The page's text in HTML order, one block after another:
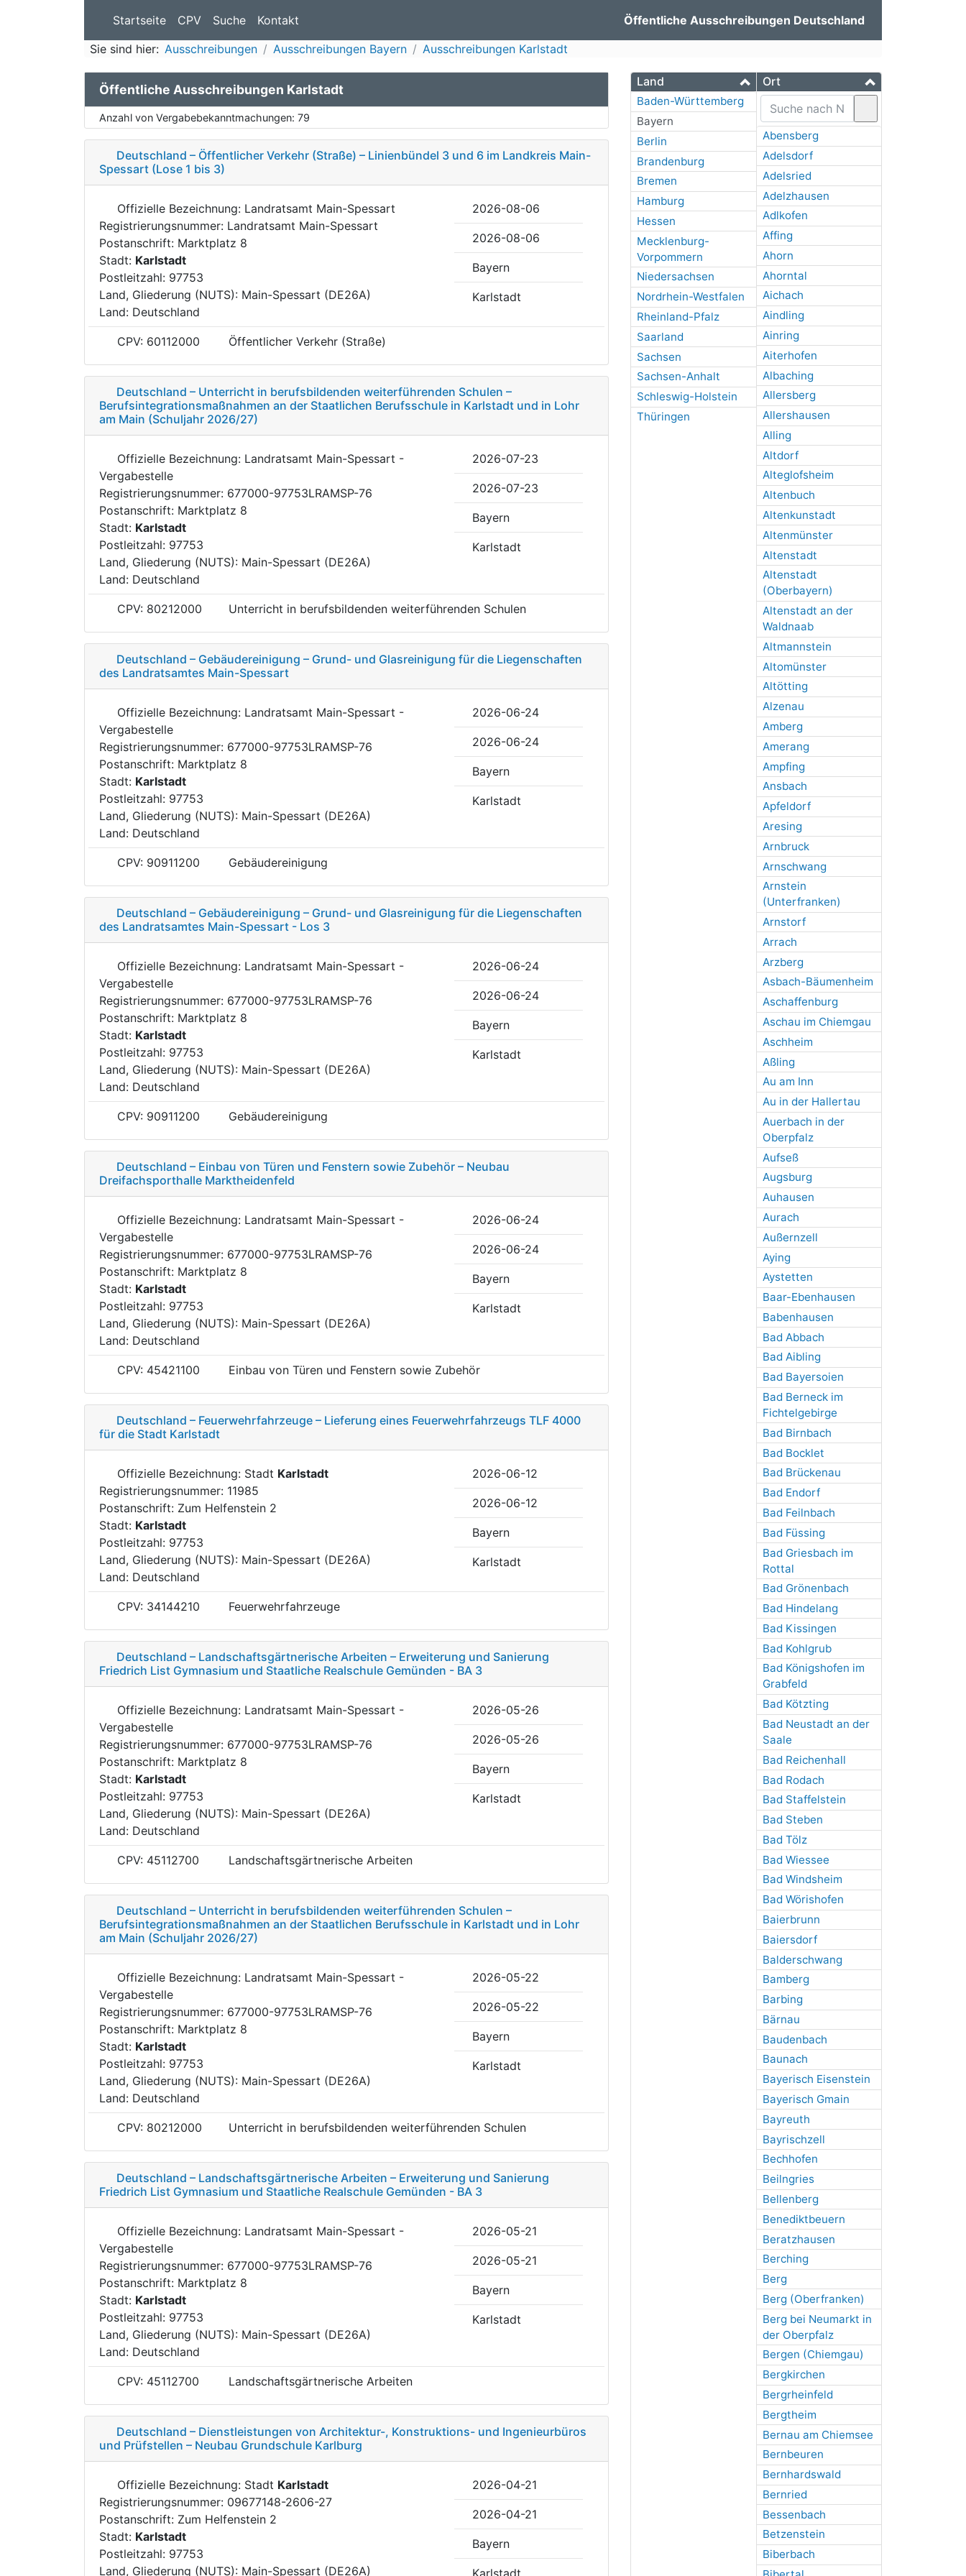
Startseite CPV Suche Kontakt Öffentliche Ausschreibungen Deutschland
Sie sind hier: Ausschreibungen Ausschreibungen Bayern Ausschreibungen Karlstadt
Land
Baden-Württemberg
Bayern
Berlin
Brandenburg
Bremen
Hamburg
Hessen
Mecklenburg-
Vorpommern
Niedersachsen
Nordrhein-Westfalen
Rheinland-Pfalz
Saarland
Sachsen
Sachsen-Anhalt
Schleswig-Holstein
Thüringen
Ort
Abensberg
Adelsdorf
Adelsried
Adelzhausen
Adlkofen
Affing
Ahorn
Ahorntal
Aichach
Aindling
Ainring
Aiterhofen
Albaching
Allersberg
Allershausen
Alling
Altdorf
Alteglofsheim
Altenbuch
Altenkunstadt
Altenmünster
Altenstadt
Altenstadt
(Oberbayern)
Altenstadt an der
Waldnaab
Altmannstein
Altomünster
Altötting
Alzenau
Amberg
Amerang
Ampfing
Ansbach
Apfeldorf
Aresing
Arnbruck
Arnschwang
Arnstein
(Unterfranken)
Arnstorf
Arrach
Arzberg
Asbach-Bäumenheim
Aschaffenburg
Aschau im Chiemgau
Aschheim
Aßling
Au am Inn
Au in der Hallertau
Auerbach in der
Oberpfalz
Aufseß
Augsburg
Auhausen
Aurach
Außernzell
Aying
Aystetten
Baar-Ebenhausen
Babenhausen
Bad Abbach
Bad Aibling
Bad Bayersoien
Bad Berneck im
Fichtelgebirge
Bad Birnbach
Bad Bocklet
Bad Brückenau
Bad Endorf
Bad Feilnbach
Bad Füssing
Bad Griesbach im
Rottal
Bad Grönenbach
Bad Hindelang
Bad Kissingen
Bad Kohlgrub
Bad Königshofen im
Grabfeld
Bad Kötzting
Bad Neustadt an der
Saale
Bad Reichenhall
Bad Rodach
Bad Staffelstein
Bad Steben
Bad Tölz
Bad Wiessee
Bad Windsheim
Bad Wörishofen
Baierbrunn
Baiersdorf
Balderschwang
Bamberg
Barbing
Bärnau
Baudenbach
Baunach
Bayerisch Eisenstein
Bayerisch Gmain
Bayreuth
Bayrischzell
Bechhofen
Beilngries
Bellenberg
Benediktbeuern
Beratzhausen
Berching
Berg
Berg (Oberfranken)
Berg bei Neumarkt in
der Oberpfalz
Bergen (Chiemgau)
Bergkirchen
Bergrheinfeld
Bergtheim
Bernau am Chiemsee
Bernbeuren
Bernhardswald
Bernried
Bessenbach
Betzenstein
Biberbach
Öffentliche Ausschreibungen Karlstadt
Anzahl von Vergabebekanntmachungen: 79
Deutschland – Öffentlicher Verkehr (Straße) – Linienbündel 3 und 6 im Landkreis Main-
Spessart (Lose 1 bis 3)
Offizielle Bezeichnung: Landratsamt Main-Spessart
Registrierungsnummer: Landratsamt Main-Spessart
Postanschrift: Marktplatz 8
Stadt: Karlstadt
Postleitzahl: 97753
Land, Gliederung (NUTS): Main-Spessart (DE26A)
Land: Deutschland
2026-08-06
2026-08-06
Bayern
Karlstadt
CPV: 60112000 Öffentlicher Verkehr (Straße)
Deutschland – Unterricht in berufsbildenden weiterführenden Schulen –
Berufsintegrationsmaßnahmen an der Staatlichen Berufsschule in Karlstadt und in Lohr
am Main (Schuljahr 2026/27)
Offizielle Bezeichnung: Landratsamt Main-Spessart -
Vergabestelle
Registrierungsnummer: 677000-97753LRAMSP-76
Postanschrift: Marktplatz 8
Stadt: Karlstadt
Postleitzahl: 97753
Land, Gliederung (NUTS): Main-Spessart (DE26A)
Land: Deutschland
2026-07-23
2026-07-23
Bayern
Karlstadt
CPV: 80212000 Unterricht in berufsbildenden weiterführenden Schulen
Deutschland – Gebäudereinigung – Grund- und Glasreinigung für die Liegenschaften
des Landratsamtes Main-Spessart
Offizielle Bezeichnung: Landratsamt Main-Spessart -
Vergabestelle
Registrierungsnummer: 677000-97753LRAMSP-76
Postanschrift: Marktplatz 8
Stadt: Karlstadt
Postleitzahl: 97753
Land, Gliederung (NUTS): Main-Spessart (DE26A)
Land: Deutschland
2026-06-24
2026-06-24
Bayern
Karlstadt
CPV: 90911200 Gebäudereinigung
Deutschland – Gebäudereinigung – Grund- und Glasreinigung für die Liegenschaften
des Landratsamtes Main-Spessart - Los 3
Offizielle Bezeichnung: Landratsamt Main-Spessart -
Vergabestelle
Registrierungsnummer: 677000-97753LRAMSP-76
Postanschrift: Marktplatz 8
Stadt: Karlstadt
Postleitzahl: 97753
Land, Gliederung (NUTS): Main-Spessart (DE26A)
Land: Deutschland
2026-06-24
2026-06-24
Bayern
Karlstadt
CPV: 90911200 Gebäudereinigung
Deutschland – Einbau von Türen und Fenstern sowie Zubehör – Neubau
Dreifachsporthalle Marktheidenfeld
Offizielle Bezeichnung: Landratsamt Main-Spessart -
Vergabestelle
Registrierungsnummer: 677000-97753LRAMSP-76
Postanschrift: Marktplatz 8
Stadt: Karlstadt
Postleitzahl: 97753
Land, Gliederung (NUTS): Main-Spessart (DE26A)
Land: Deutschland
2026-06-24
2026-06-24
Bayern
Karlstadt
CPV: 45421100 Einbau von Türen und Fenstern sowie Zubehör
Deutschland – Feuerwehrfahrzeuge – Lieferung eines Feuerwehrfahrzeugs TLF 4000
für die Stadt Karlstadt
Offizielle Bezeichnung: Stadt Karlstadt
Registrierungsnummer: 11985
Postanschrift: Zum Helfenstein 2
Stadt: Karlstadt
Postleitzahl: 97753
Land, Gliederung (NUTS): Main-Spessart (DE26A)
Land: Deutschland
2026-06-12
2026-06-12
Bayern
Karlstadt
CPV: 34144210 Feuerwehrfahrzeuge
Deutschland – Landschaftsgärtnerische Arbeiten – Erweiterung und Sanierung
Friedrich List Gymnasium und Staatliche Realschule Gemünden - BA 3
Offizielle Bezeichnung: Landratsamt Main-Spessart -
Vergabestelle
Registrierungsnummer: 677000-97753LRAMSP-76
Postanschrift: Marktplatz 8
Stadt: Karlstadt
Postleitzahl: 97753
Land, Gliederung (NUTS): Main-Spessart (DE26A)
Land: Deutschland
2026-05-26
2026-05-26
Bayern
Karlstadt
CPV: 45112700 Landschaftsgärtnerische Arbeiten
Deutschland – Unterricht in berufsbildenden weiterführenden Schulen –
Berufsintegrationsmaßnahmen an der Staatlichen Berufsschule in Karlstadt und in Lohr
am Main (Schuljahr 2026/27)
Offizielle Bezeichnung: Landratsamt Main-Spessart -
Vergabestelle
Registrierungsnummer: 677000-97753LRAMSP-76
Postanschrift: Marktplatz 8
Stadt: Karlstadt
Postleitzahl: 97753
Land, Gliederung (NUTS): Main-Spessart (DE26A)
Land: Deutschland
2026-05-22
2026-05-22
Bayern
Karlstadt
CPV: 80212000 Unterricht in berufsbildenden weiterführenden Schulen
Deutschland – Landschaftsgärtnerische Arbeiten – Erweiterung und Sanierung
Friedrich List Gymnasium und Staatliche Realschule Gemünden - BA 3
Offizielle Bezeichnung: Landratsamt Main-Spessart -
Vergabestelle
Registrierungsnummer: 677000-97753LRAMSP-76
Postanschrift: Marktplatz 8
Stadt: Karlstadt
Postleitzahl: 97753
Land, Gliederung (NUTS): Main-Spessart (DE26A)
Land: Deutschland
2026-05-21
2026-05-21
Bayern
Karlstadt
CPV: 45112700 Landschaftsgärtnerische Arbeiten
Deutschland – Dienstleistungen von Architektur-, Konstruktions- und Ingenieurbüros
und Prüfstellen – Neubau Grundschule Karlburg
Offizielle Bezeichnung: Stadt Karlstadt
Registrierungsnummer: 09677148-2606-27
Postanschrift: Zum Helfenstein 2
Stadt: Karlstadt
Postleitzahl: 97753
Land, Gliederung (NUTS): Main-Spessart (DE26A)
2026-04-21
2026-04-21
Bayern
Karlstadt